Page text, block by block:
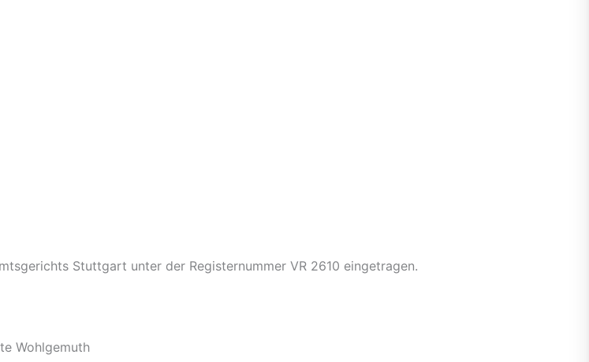
Stuttgart unter der Registernummer VR 2610 eingetragen.
Wohlgemuth